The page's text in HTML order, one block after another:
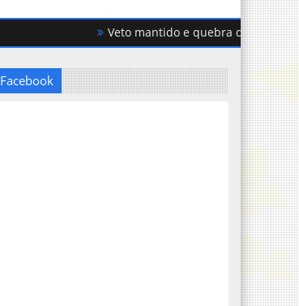
Veto mantido e quebra de acordo
Facebook